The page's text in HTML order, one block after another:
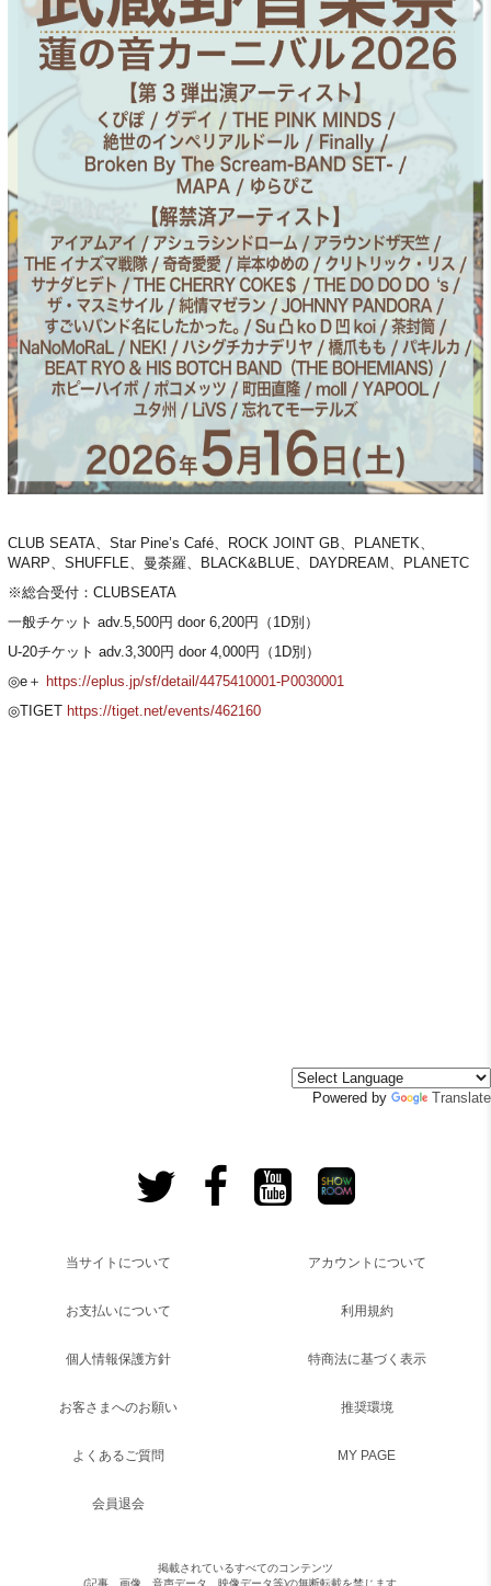
CLUB SEATA、Star Pine’s Café、ROCK JOINT GB、PLANETK、
WARP、SHUFFLE、曼荼羅、BLACK&BLUE、DAYDREAM、PLANETC
※総合受付：CLUBSEATA
一般チケット adv.5,500円 door 6,200円（1D別）
U-20チケット adv.3,300円 door 4,000円（1D別）
◎e＋ https://eplus.jp/sf/detail/4475410001-P0030001
◎TIGET https://tiget.net/events/462160
Powered by Translate
当サイトについて アカウントについて
お支払いについて 利用規約
個人情報保護方針 特商法に基づく表示
お客さまへのお願い 推奨環境
よくあるご質問 MY PAGE
会員退会
掲載されているすべてのコンテンツ
(記事、画像、音声データ、映像データ等)の無断転載を禁じます。